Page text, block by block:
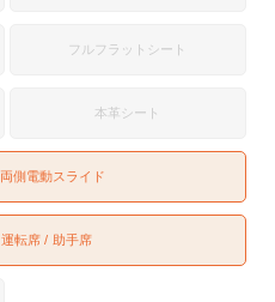
フルフラットシート
本革シート
両側電動スライド
運転席 助手席